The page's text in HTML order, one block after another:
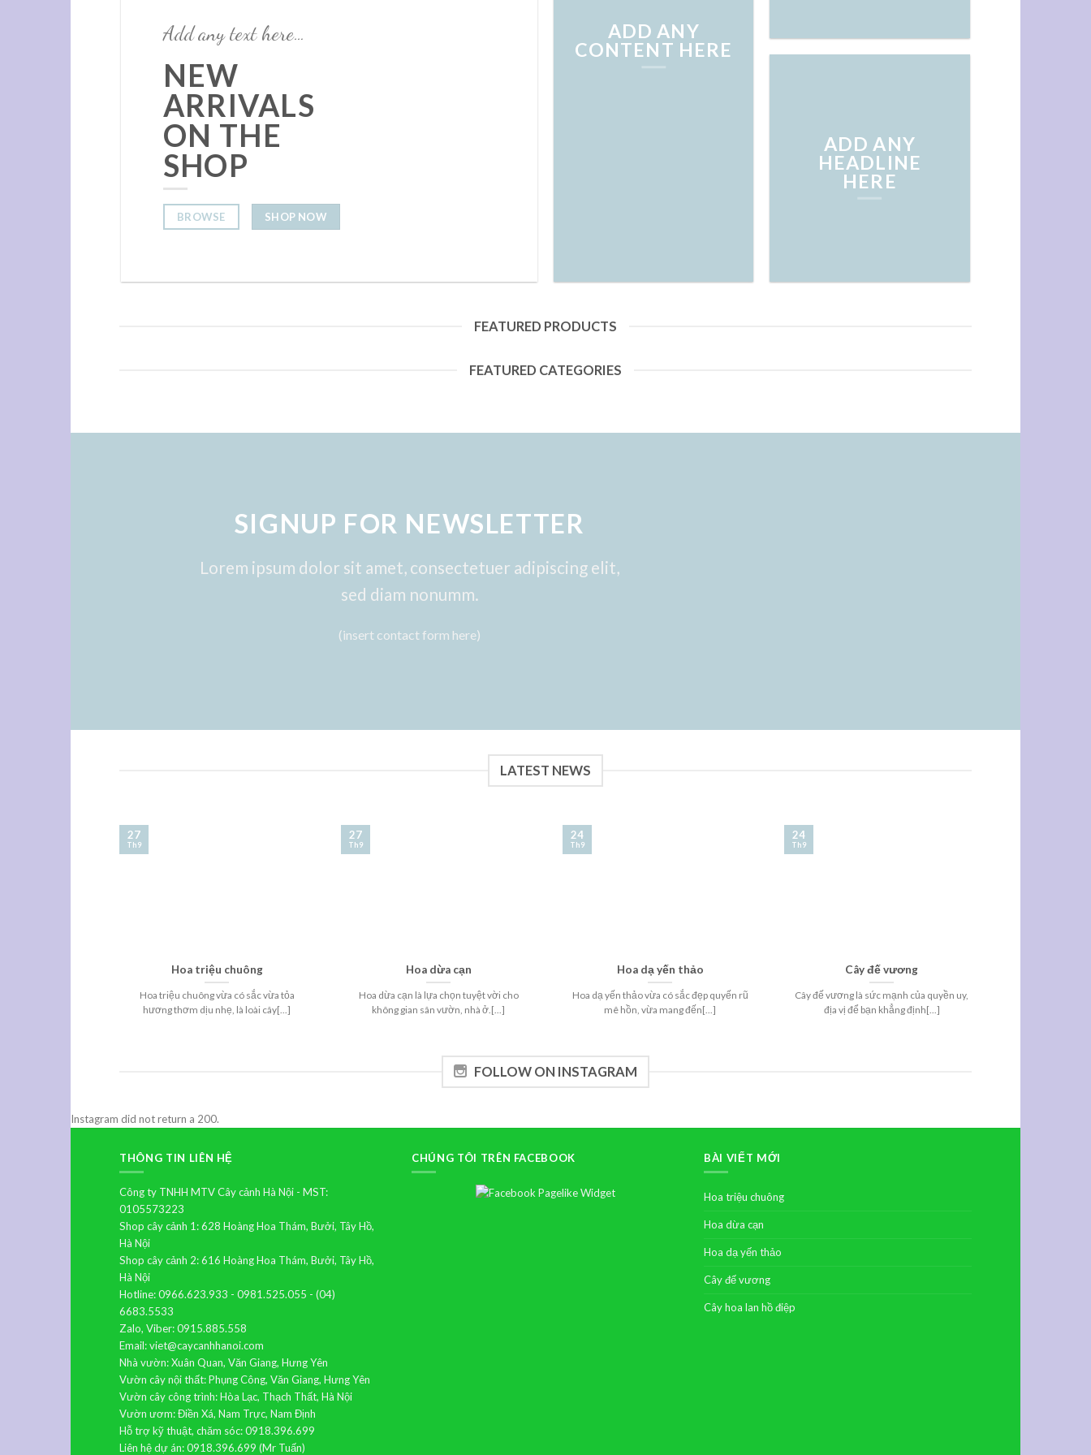
Add any text here…
NEW
ARRIVALS
ON THE
SHOP
BROWSE SHOP NOW
ADD ANY
CONTENT HERE
ADD ANY
HEADLINE
HERE
FEATURED PRODUCTS
FEATURED CATEGORIES
SIGNUP FOR NEWSLETTER
Lorem ipsum dolor sit amet, consectetuer adipiscing elit,
sed diam nonumm.
(insert contact form here)
LATEST NEWS
Hoa triệu chuông
Hoa triệu chuông vừa có sắc vừa tỏa
hương thơm dịu nhẹ, là loài cây[...]
27
Th9
Hoa dừa cạn
Hoa dừa cạn là lựa chọn tuyệt vời cho
không gian sân vườn, nhà ở.[...]
27
Th9
Hoa dạ yến thảo
Hoa dạ yến thảo vừa có sắc đẹp quyến rũ
mê hồn, vừa mang đến[...]
24
Th9
Cây đế vương
Cây đế vương là sức mạnh của quyền uy,
địa vị để bạn khẳng định[...]
24
Th9
FOLLOW ON INSTAGRAM
Instagram did not return a 200.
THÔNG TIN LIÊN HỆ
Công ty TNHH MTV Cây cảnh Hà Nội - MST:
0105573223
Shop cây cảnh 1: 628 Hoàng Hoa Thám, Bưởi, Tây Hồ,
Hà Nội
Shop cây cảnh 2: 616 Hoàng Hoa Thám, Bưởi, Tây Hồ,
Hà Nội
Hotline: 0966.623.933 - 0981.525.055 - (04)
6683.5533
Zalo, Viber: 0915.885.558
Email: viet@caycanhhanoi.com
Nhà vườn: Xuân Quan, Văn Giang, Hưng Yên
Vườn cây nội thất: Phụng Công, Văn Giang, Hưng Yên
Vườn cây công trình: Hòa Lạc, Thạch Thất, Hà Nội
Vườn ươm: Điền Xá, Nam Trực, Nam Định
Hỗ trợ kỹ thuật, chăm sóc: 0918.396.699
Liên hệ dự án: 0918.396.699 (Mr Tuấn)
CHÚNG TÔI TRÊN FACEBOOK BÀI VIẾT MỚI
Hoa triệu chuông
Hoa dừa cạn
Hoa dạ yến thảo
Cây đế vương
Cây hoa lan hồ điệp